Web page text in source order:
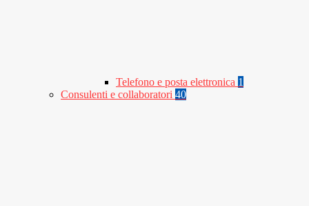
Telefono e posta elettronica 1
Consulenti e collaboratori 40